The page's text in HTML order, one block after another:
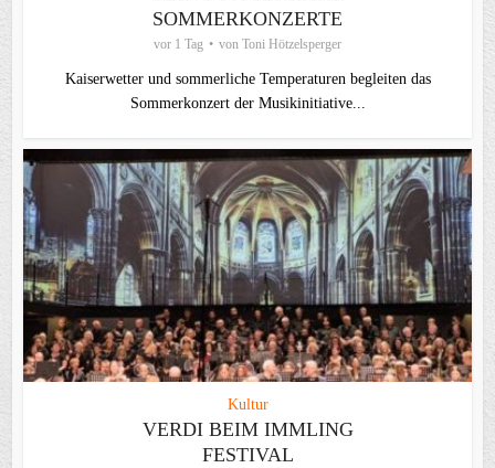
SOMMERKONZERTE
vor 1 Tag von Toni Hötzelsperger
Kaiserwetter und sommerliche Temperaturen begleiten das
Sommerkonzert der Musikinitiative...
Kultur
VERDI BEIM IMMLING
FESTIVAL